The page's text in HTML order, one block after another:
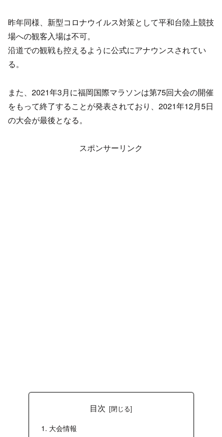
昨年同様、新型コロナウイルス対策として平和台陸上競技
場への観客入場は不可。
沿道での観戦も控えるように公式にアナウンスされてい
る。
また、2021年3月に福岡国際マラソンは第75回大会の開催
をもって終了することが発表されており、2021年12月5日
の大会が最後となる。
スポンサーリンク
目次
大会情報